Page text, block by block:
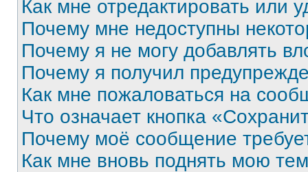
Как мне отредактировать или
Почему мне недоступны
Почему я не могу добавлять
Почему я получил
Как мне пожаловаться на
Что означает кнопка
Почему моё сообщение
Как мне вновь поднять мою